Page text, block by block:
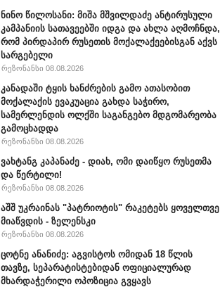
ნინო წილოსანი: მიშა მშვილდაძე ანტირუსული
კამპანიის სათავეებში იდგა და ახლა აღმოჩნდა,
რომ პირდაპირ რუსეთის მოქალაქეებისგან აქვს
სარგებელი
რეზონანსი 08.08.2026
კანადაში ტყის ხანძრების გამო ათასობით
მოქალაქის ევაკუაცია გახდა საჭირო,
სამერლენდის ოლქში საგანგებო მდგომარეობა
გამოცხადდა
რეზონანსი 08.08.2026
ვახტანგ კაპანაძე - დიახ, ომი დაიწყო რუსეთმა
და წერტილი!
რეზონანსი 08.08.2026
აშშ უკრაინას "პატრიოტის" რაკეტებს ყოველთვე
მიაწვდის - ზელენსკი
რეზონანსი 08.08.2026
ცოტნე ანანიძე: აგვისტოს ომიდან 18 წლის
თავზე, სეპარატისტებიდან ოფიციალურად
მხარდაჭერილი ოპოზიცია გვყავს